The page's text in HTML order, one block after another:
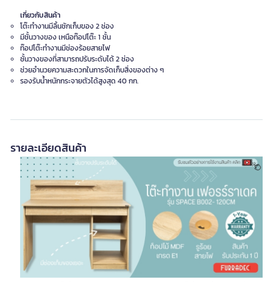
เกี่ยวกับสินค้า
โต๊ะทำงานมีลิ้นชักเก็บของ 2 ช่อง
มีชั้นวางของ เหนือท๊อปโต๊ะ 1 ชั้น
ท๊อปโต๊ะทำงานมีช่องร้อยสายไฟ
ชั้นวางของที่สามารถปรับระดับได้ 2 ช่อง
ช่วยอำนวยความสะดวกในการจัดเก็บสิ่งของต่าง ๆ
รองรับน้ำหนักกระจายตัวได้สูงสุด 40 กก.
รายละเอียดสินค้า